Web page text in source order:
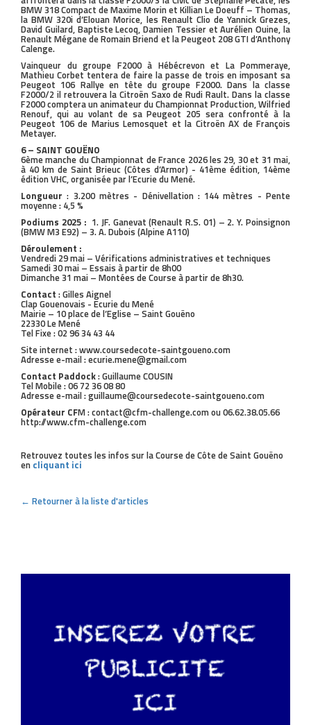
BMW 318 Compact de Maxime Morin et Killian Le Doeuff – Thomas,
la BMW 320i d’Elouan Morice, les Renault Clio de Yannick Grezes,
David Guilard, Baptiste Lecoq, Damien Tessier et Aurélien Ouine, la
Renault Mégane de Romain Briend et la Peugeot 208 GTI d’Anthony
Calenge.
Vainqueur du groupe F2000 à Hébécrevon et La Pommeraye,
Mathieu Corbet tentera de faire la passe de trois en imposant sa
Peugeot 106 Rallye en tête du groupe F2000. Dans la classe
F2000/2 il retrouvera la Citroën Saxo de Rudi Rault. Dans la classe
F2000 comptera un animateur du Championnat Production, Wilfried
Renouf, qui au volant de sa Peugeot 205 sera confronté à la
Peugeot 106 de Marius Lemosquet et la Citroën AX de François
Metayer.
6 – SAINT GOUËNO
6ème manche du Championnat de France 2026 les 29, 30 et 31 mai,
à 40 km de Saint Brieuc (Côtes d’Armor) - 41ème édition, 14ème
édition VHC, organisée par l’Ecurie du Mené.
Longueur: 3.200 mètres - Dénivellation : 144 mètres - Pente
moyenne : 4,5 %
Podiums 2025 : 1. JF. Ganevat (Renault R.S. 01) – 2. Y. Poinsignon
(BMW M3 E92) – 3. A. Dubois (Alpine A110)
Déroulement :
Vendredi 29 mai – Vérifications administratives et techniques
Samedi 30 mai – Essais à partir de 8h00
Dimanche 31 mai – Montées de Course à partir de 8h30.
Contact : Gilles Aignel
Clap Gouenovais - Ecurie du Mené
Mairie – 10 place de l’Eglise – Saint Gouëno
22330 Le Mené
Tel Fixe : 02 96 34 43 44
Site internet : www.coursedecote-saintgoueno.com
Adresse e-mail : ecurie.mene@gmail.com
Contact Paddock: Guillaume COUSIN
Tel Mobile : 06 72 36 08 80
Adresse e-mail : guillaume@coursedecote-saintgoueno.com
Opérateur CFM : contact@cfm-challenge.com ou 06.62.38.05.66
http://www.cfm-challenge.com
Retrouvez toutes les infos sur la Course de Côte de Saint Gouëno
en cliquant ici
← Retourner à la liste d'articles